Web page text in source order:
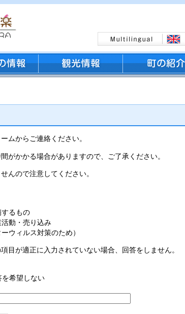
ムからご連絡ください。
がかかる場合がありますので、ご了承ください。
んので注意してください。
るもの
動・売り込み
ウィルス対策のため）
目が適正に入力されていない場合、回答をしません。
を希望しない